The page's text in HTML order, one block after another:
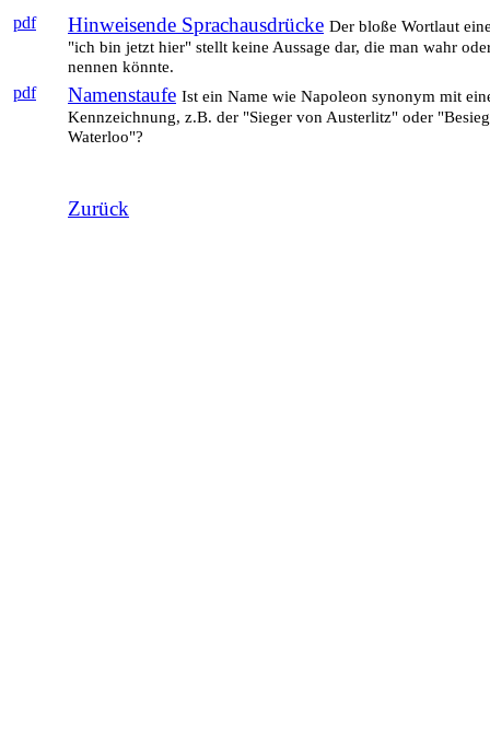
pdf Hinweisende Sprachausdrücke Der bloße Wortlaut
"ich bin jetzt hier" stellt keine Aussage dar, die man wahr
nennen könnte.
pdf
Namenstaufe Ist ein Name wie Napoleon synonym mit
Kennzeichnung, z.B. der "Sieger von Austerlitz" oder
Waterloo"?
Zurück